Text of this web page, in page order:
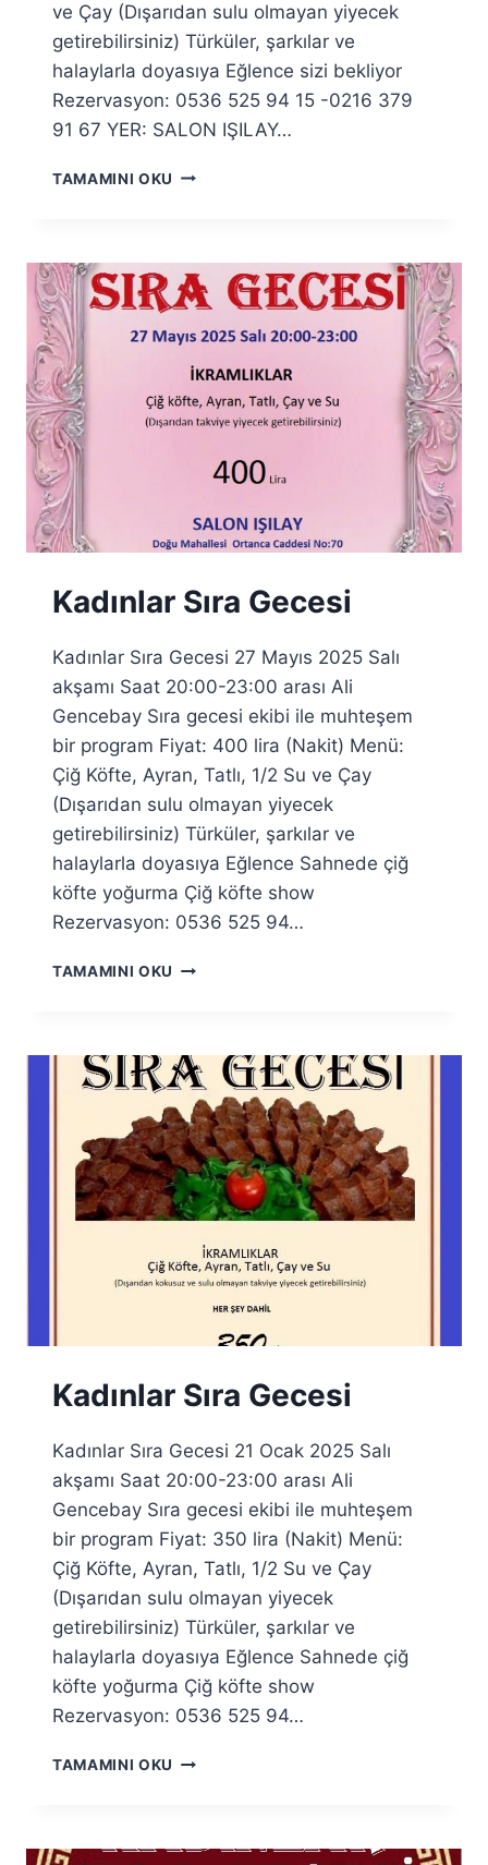
ve Çay (Dışarıdan sulu olmayan yiyecek
getirebilirsiniz) Türküler, şarkılar ve
halaylarla doyasıya Eğlence sizi bekliyor
Rezervasyon: 0536 525 94 15 -0216 379
91 67 YER: SALON IŞILAY…
TAMAMINI OKU KADINLAR
Kadınlar Sıra Gecesi
Kadınlar Sıra Gecesi 27 Mayıs 2025 Salı
akşamı Saat 20:00-23:00 arası Ali
Gencebay Sıra gecesi ekibi ile muhteşem
bir program Fiyat: 400 lira (Nakit) Menü:
Çiğ Köfte, Ayran, Tatlı, 1/2 Su ve Çay
(Dışarıdan sulu olmayan yiyecek
getirebilirsiniz) Türküler, şarkılar ve
halaylarla doyasıya Eğlence Sahnede çiğ
köfte yoğurma Çiğ köfte show
Rezervasyon: 0536 525 94…
TAMAMINI OKU KADINLAR
Kadınlar Sıra Gecesi
Kadınlar Sıra Gecesi 21 Ocak 2025 Salı
akşamı Saat 20:00-23:00 arası Ali
Gencebay Sıra gecesi ekibi ile muhteşem
bir program Fiyat: 350 lira (Nakit) Menü:
Çiğ Köfte, Ayran, Tatlı, 1/2 Su ve Çay
(Dışarıdan sulu olmayan yiyecek
getirebilirsiniz) Türküler, şarkılar ve
halaylarla doyasıya Eğlence Sahnede çiğ
köfte yoğurma Çiğ köfte show
Rezervasyon: 0536 525 94…
TAMAMINI OKU KADINLAR